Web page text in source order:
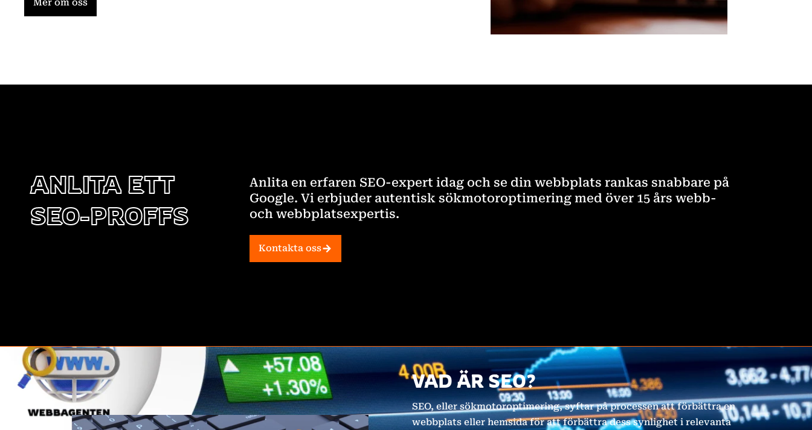
Mer om oss
ANLITA ETT
SEO-PROFFS
Anlita en erfaren SEO-expert idag och se din webbplats rankas snabbare på
Google. Vi erbjuder autentisk sökmotoroptimering med över 15 års webb-
och webbplatsexpertis.
Kontakta oss
VAD ÄR SEO?
SEO, eller sökmotoroptimering, syftar på processen att förbättra en
webbplats eller hemsida för att förbättra dess synlighet i relevanta